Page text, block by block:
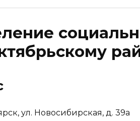
ул. Новосибирская, д. 39а